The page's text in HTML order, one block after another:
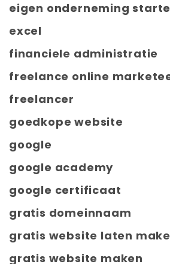
eigen onderneming
excel
financiele administratie
freelance online
freelancer
goedkope website
google
google academy
google certificaat
gratis domeinnaam
gratis website laten
gratis website maken